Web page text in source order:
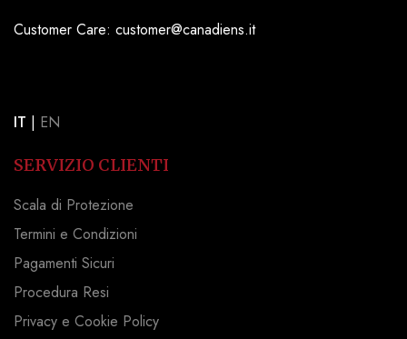
Customer Care: customer@canadiens.it
IT | EN
SERVIZIO CLIENTI
Scala di Protezione
Termini e Condizioni
Pagamenti Sicuri
Procedura Resi
Privacy e Cookie Policy